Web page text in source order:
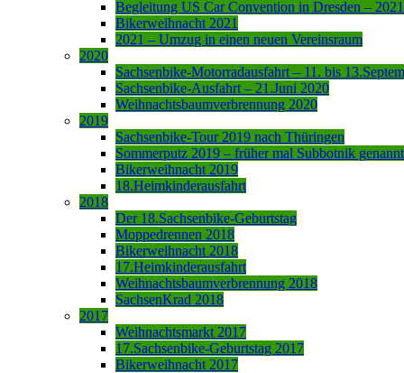
Begleitung US Car Convention in Dresden – 2021
Bikerweihnacht 2021
2021 – Umzug in einen neuen Vereinsraum
2020
Sachsenbike-Motorradausfahrt – 11. bis
Sachsenbike-Ausfahrt – 21.Juni 2020
Weihnachtsbaumverbrennung 2020
2019
Sachsenbike-Tour 2019 nach Thüringen
Sommerputz 2019 – früher mal Subbotnik genannt
Bikerweihnacht 2019
18.Heimkinderausfahrt
2018
Der 18.Sachsenbike-Geburtstag
Moppedrennen 2018
Bikerweihnacht 2018
17.Heimkinderausfahrt
Weihnachtsbaumverbrennung 2018
SachsenKrad 2018
2017
Weihnachtsmarkt 2017
17.Sachsenbike-Geburtstag 2017
Bikerweihnacht 2017